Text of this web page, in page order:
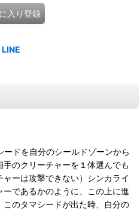
入り登録
ドを自分のシールドゾーンから
のクリーチャーを１体選んでも
ーは攻撃できない）シンカライ
であるかのように、この上に進
のタマシードが出た時、自分の